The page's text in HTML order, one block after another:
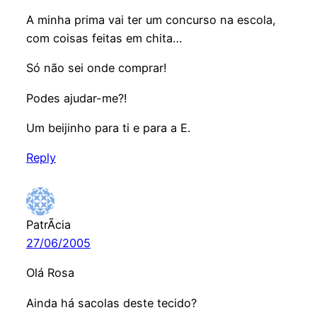
A minha prima vai ter um concurso na escola,
com coisas feitas em chita…
Só não sei onde comprar!
Podes ajudar-me?!
Um beijinho para ti e para a E.
Reply
PatrÃ­cia
27/06/2005
Olá Rosa
Ainda há sacolas deste tecido?